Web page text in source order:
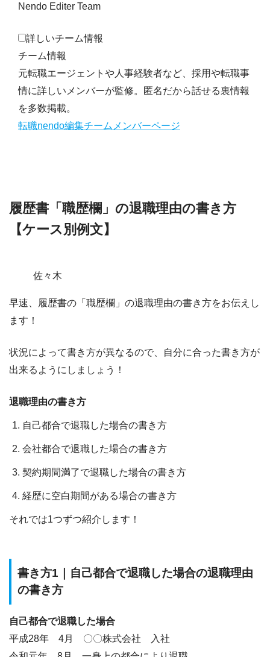
Nendo Editer Team
詳しいチーム情報
チーム情報
元転職エージェントや人事経験者など、採用や転職事
情に詳しいメンバーが監修。匿名だから話せる裏情報
を多数掲載。
転職nendo編集チームメンバーページ
履歴書「職歴欄」の退職理由の書き方
【ケース別例文】
佐々木
早速、履歴書の「職歴欄」の退職理由の書き方をお伝えし
ます！
状況によって書き方が異なるので、自分に合った書き方が
出来るようにしましょう！
退職理由の書き方
自己都合で退職した場合の書き方
会社都合で退職した場合の書き方
契約期間満了で退職した場合の書き方
経歴に空白期間がある場合の書き方
それでは1つずつ紹介します！
書き方1｜自己都合で退職した場合の退職理由
の書き方
自己都合で退職した場合
平成28年 4月 〇〇株式会社 入社